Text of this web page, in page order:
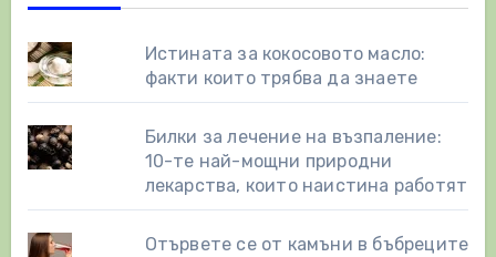
Истината за кокосовото масло:
факти които трябва да знаете
Билки за лечение на възпаление:
10-те най-мощни природни
лекарства, които наистина работят
Отървете се от камъни в бъбреците